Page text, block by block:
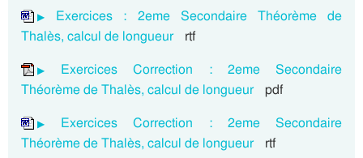
Exercices : 2eme Secondaire Théorème de
Thalès, calcul de longueur rtf
Exercices Correction : 2eme Secondaire
Théorème de Thalès, calcul de longueur pdf
Exercices Correction : 2eme Secondaire
Théorème de Thalès, calcul de longueur rtf